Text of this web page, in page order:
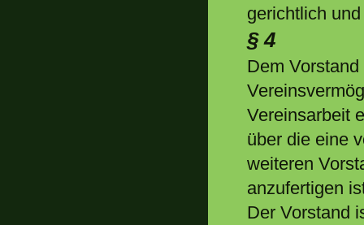
gerichtlich
§ 4
Dem
Vereinsarbeit
über die eine
weiteren
anzufertigen
Der Vorstand